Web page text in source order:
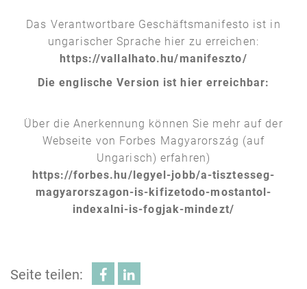
Das Verantwortbare Geschäftsmanifesto ist in
ungarischer Sprache hier zu erreichen:
https://vallalhato.hu/manifeszto/
Die englische Version ist hier erreichbar:
Über die Anerkennung können Sie mehr auf der
Webseite von Forbes Magyarország (auf
Ungarisch) erfahren)
https://forbes.hu/legyel-jobb/a-tisztesseg-
magyarorszagon-is-kifizetodo-mostantol-
indexalni-is-fogjak-mindezt/
Seite teilen: